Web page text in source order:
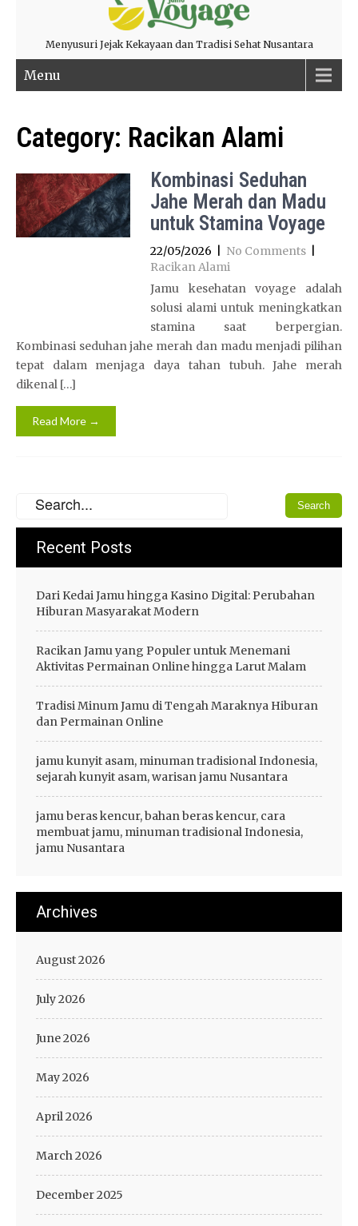
Menyusuri Jejak Kekayaan dan Tradisi Sehat Nusantara
Menu
Category: Racikan Alami
Kombinasi Seduhan
Jahe Merah dan Madu
untuk Stamina Voyage
22/05/2026 No Comments
Racikan Alami
Jamu kesehatan voyage adalah
solusi alami untuk meningkatkan
stamina saat berpergian.
Kombinasi seduhan jahe merah dan madu menjadi pilihan
tepat dalam menjaga daya tahan tubuh. Jahe merah
dikenal […]
Read More →
Recent Posts
Dari Kedai Jamu hingga Kasino Digital: Perubahan
Hiburan Masyarakat Modern
Racikan Jamu yang Populer untuk Menemani
Aktivitas Permainan Online hingga Larut Malam
Tradisi Minum Jamu di Tengah Maraknya Hiburan
dan Permainan Online
jamu kunyit asam, minuman tradisional Indonesia,
sejarah kunyit asam, warisan jamu Nusantara
jamu beras kencur, bahan beras kencur, cara
membuat jamu, minuman tradisional Indonesia,
jamu Nusantara
Archives
August 2026
July 2026
June 2026
May 2026
April 2026
March 2026
December 2025